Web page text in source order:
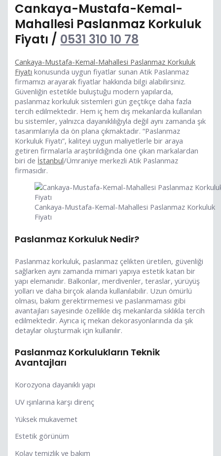
Cankaya-Mustafa-Kemal-
Mahallesi Paslanmaz Korkuluk
Fiyatı / 0531 310 10 78
Cankaya-Mustafa-Kemal-Mahallesi Paslanmaz Korkuluk
Fiyatı konusunda uygun fiyatlar sunan Atik Paslanmaz
firmamızı arayarak fiyatlar hakkında bilgi alabilirsiniz.
Güvenliğin estetikle buluştuğu modern yapılarda,
paslanmaz korkuluk sistemleri gün geçtikçe daha fazla
tercih edilmektedir. Hem iç hem dış mekanlarda kullanılan
bu sistemler, yalnızca dayanıklılığıyla değil aynı zamanda şık
tasarımlarıyla da ön plana çıkmaktadır. “Paslanmaz
Korkuluk Fiyatı”, kaliteyi uygun maliyetlerle bir araya
getiren firmalarla araştırıldığında öne çıkan markalardan
biri de İstanbul/Ümraniye merkezli Atik Paslanmaz
firmasıdır.
Cankaya-Mustafa-Kemal-Mahallesi Paslanmaz Korkuluk
Fiyatı
Paslanmaz Korkuluk Nedir?
Paslanmaz korkuluk, paslanmaz çelikten üretilen, güvenliği
sağlarken aynı zamanda mimari yapıya estetik katan bir
yapı elemanıdır. Balkonlar, merdivenler, teraslar, yürüyüş
yolları ve daha birçok alanda kullanılabilir. Uzun ömürlü
olması, bakım gerektirmemesi ve paslanmaması gibi
avantajları sayesinde özellikle dış mekanlarda sıklıkla tercih
edilmektedir. Ayrıca iç mekan dekorasyonlarında da şık
detaylar oluşturmak için kullanılır.
Paslanmaz Korkulukların Teknik
Avantajları
Korozyona dayanıklı yapı
UV ışınlarına karşı direnç
Yüksek mukavemet
Estetik görünüm
Kolay temizlik ve bakım